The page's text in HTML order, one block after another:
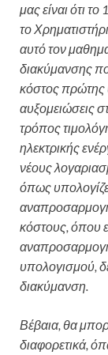
μας είναι ότι
το
αυτό τον
διακύμανσης
κόστος πρώτης
αυξομειώσεις
τρόπος
ηλεκτρικής
νέους
όπως
κόστους, όπου
υπολογισμού,
διακύμανση.
Βέβαια, θα
διαφορετικά,